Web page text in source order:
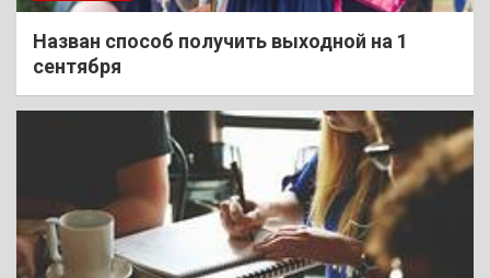
Назван способ получить выходной на 1
сентября